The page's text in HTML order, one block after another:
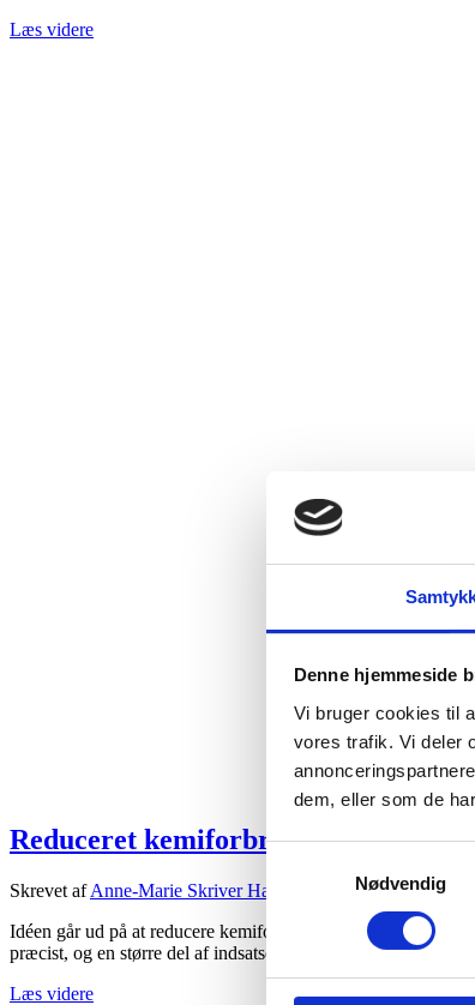
Denne hjemmeside
Vi bruger cookies til
vores trafik. Vi deler
dem, eller som de
Samtykkevalg
Nødvendig
Læs videre
Reduceret kemiforbrug og mere
Skrevet afAnne-Marie Skriver Hansen 23/06/2026.
Idéen går ud på at reducere kemiforbruget i landbruget ved
præcist, og en større del af indsatsen kan...
Læs videre